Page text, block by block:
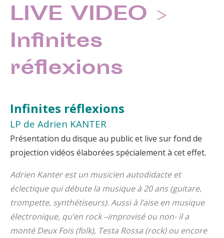
LIVE VIDEO >
Infinites
réflexions
Infinites réflexions
LP de Adrien KANTER
Présentation du disque au public et live sur fond de
projection vidéos élaborées spécialement à cet effet.
Adrien Kanter est un musicien autodidacte et
éclectique qui débute la musique à 20 ans (guitare,
trompette, synthétiseurs). Aussi à l’aise en musique
électronique, qu’en rock –improvisé ou non- il a
monté Deux Fois (folk), Testa Rossa (rock) ou encore